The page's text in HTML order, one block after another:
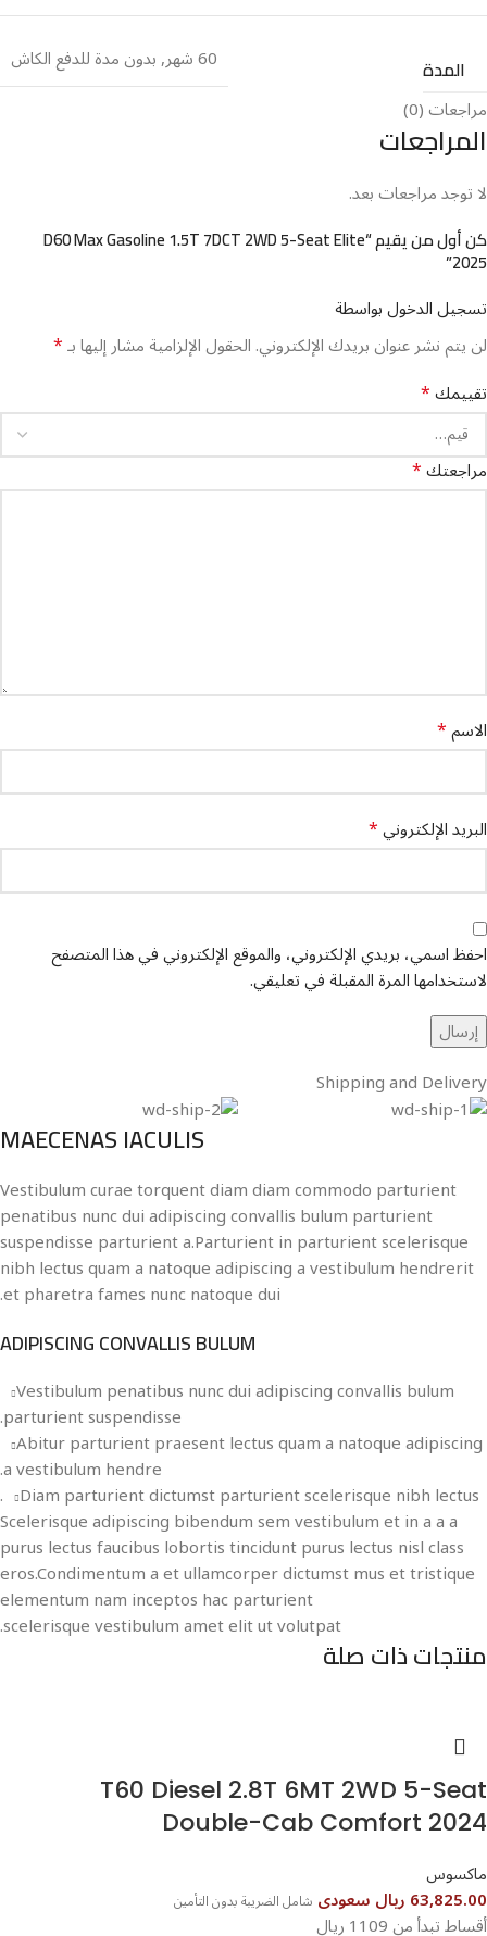
المدة 60 شهر ,بدون مدة للدفع الكاش
مراجعات (0)
المراجعات
لا توجد مراجعات بعد.
كن أول من يقيم “D60 Max Gasoline 1.5T 7DCT 2WD 5-Seat Elite
2025”
تسجيل الدخول بواسطة
لن يتم نشر عنوان بريدك الإلكتروني.الحقول الإلزامية مشار إليها بـ*
تقييمك*
مراجعتك*
الاسم*
البريد الإلكتروني*
احفظ اسمي، بريدي الإلكتروني، والموقع الإلكتروني في هذا المتصفح
لاستخدامها المرة المقبلة في تعليقي.
Shipping and Delivery
MAECENAS IACULIS
Vestibulum curae torquent diam diam commodo parturient
penatibus nunc dui adipiscing convallis bulum parturient
suspendisse parturient a.Parturient in parturient scelerisque
nibh lectus quam a natoque adipiscing a vestibulum hendrerit
et pharetra fames nunc natoque dui.
ADIPISCING CONVALLIS BULUM
Vestibulum penatibus nunc dui adipiscing convallis bulum
parturient suspendisse.
Abitur parturient praesent lectus quam a natoque adipiscing
a vestibulum hendre.
Diam parturient dictumst parturient scelerisque nibh lectus.
Scelerisque adipiscing bibendum sem vestibulum et in a a a
purus lectus faucibus lobortis tincidunt purus lectus nisl class
eros.Condimentum a et ullamcorper dictumst mus et tristique
elementum nam inceptos hac parturient
scelerisque vestibulum amet elit ut volutpat.
منتجات ذات صلة
T60 Diesel 2.8T 6MT 2WD 5-Seat
Double-Cab Comfort 2024
ماكسوس
63,825.00 ريال سعودى شامل الضريبة بدون التأمين
أقساط تبدأ من 1109 ريال